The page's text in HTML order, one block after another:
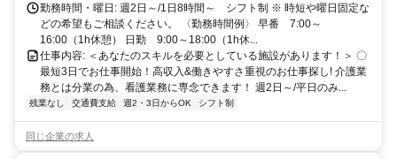
勤務時間・曜日: 週2日～/1日8時間～ シフト制 ※ 時短や曜日固定な
どの希望もご相談ください。 〈勤務時間例〉 早番 7:00～
16:00（1h休憩） 日勤 9:00～18:00（1h休...
仕事内容: ＜あなたのスキルを必要としている施設があります！＞ 〇
最短3日でお仕事開始！高収入&働きやすさ重視のお仕事探し! 介護業
務とは分業の為、看護業務に専念できます！ 週2日～/平日のみ...
残業なし 交通費支給 週2・3日からOK シフト制
同じ企業の求人